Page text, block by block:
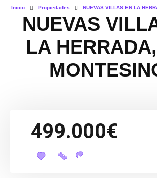
Inicio Propiedades NUEVAS VILLAS EN LA
NUEVAS
LA
499.000€